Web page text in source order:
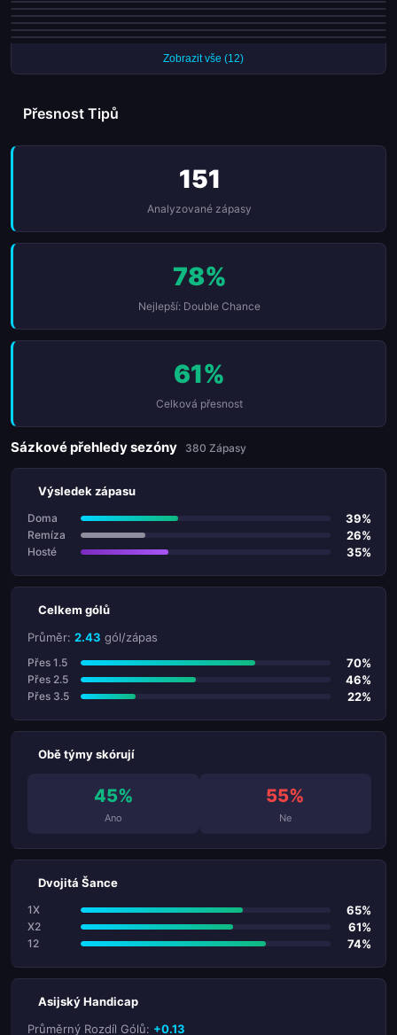
Vérona prohráli 13 z 19 domácích zápasů (68%)
Pisa prohráli 13 z 19 domácích zápasů (68%)
Lazio obdrželi 9 červených karet v 38 zápasech této sezóny
Vérona nevyhráli 5 ligových zápasů v řadě
AC Milán proměnili všech 7 penalt této sezóny
Zobrazit vše (12)
Přesnost Tipů
151
Analyzované zápasy
78%
Nejlepší: Double Chance
61%
Celková přesnost
Sázkové přehledy sezóny 380 Zápasy
Výsledek zápasu
Doma 39%
Remíza 26%
Hosté 35%
Celkem gólů
Průměr: 2.43 gól/zápas
Přes 1.5 70%
Přes 2.5 46%
Přes 3.5 22%
Obě týmy skórují
45%
Ano
55%
Ne
Dvojitá Šance
1X 65%
X2 61%
12 74%
Asijský Handicap
Průměrný Rozdíl Gólů: +0.13